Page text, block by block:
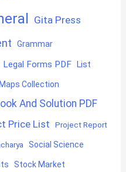
Gita Press
Grammar
Legal Forms PDF List
Maps Collection
And Solution PDF
Price List Project Report
Social Science
Stock Market